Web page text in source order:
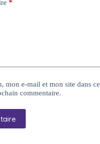
*
mon e-mail et mon site dans ce
commentaire.